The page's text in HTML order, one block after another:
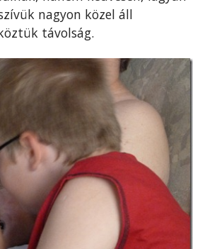
nagyon közel áll
távolság.